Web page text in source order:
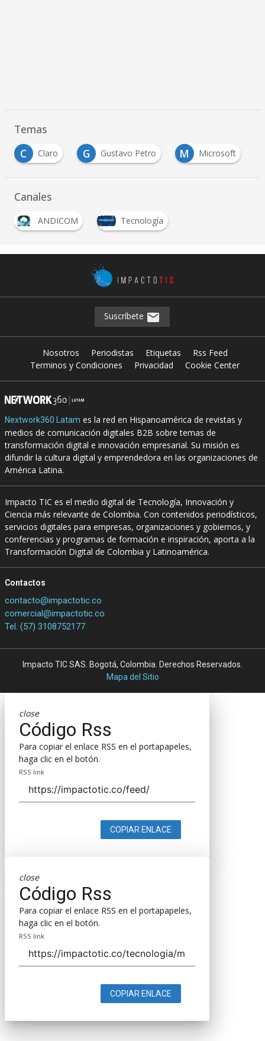
Temas
G Gustavo Petro M Microsoft O Oracle
Canales
ANDICOM Tecnología
Suscríbete
Nosotros Periodistas Etiquetas
Rss Feed
Terminos y Condiciones
Privacidad Cookie Center
Nextwork360 Latam es la red en Hispanoamérica de revistas y
medios de comunicación digitales B2B sobre temas de
transformación digital e innovación empresarial. Su misión es
difundir la cultura digital y emprendedora en las organizaciones de
América Latina.
Impacto TIC es el medio digital de Tecnología, Innovación y
Ciencia más relevante de Colombia. Con contenidos periodísticos,
servicios digitales para empresas, organizaciones y gobiernos, y
conferencias y programas de formación e inspiración, aporta a la
Transformación Digital de Colombia y Latinoamérica.
Contactos
contacto@impactotic.co
comercial@impactotic.co
Tel. (57) 3108752177
Impacto TIC SAS. Bogotá, Colombia. Derechos Reservados.
Mapa del Sitio
close
Código Rss
Para copiar el enlace RSS en el portapapeles,
haga clic en el botón.
RSS link
COPIAR ENLACE
close
Código Rss
Para copiar el enlace RSS en el portapapeles,
haga clic en el botón.
RSS link
COPIAR ENLACE